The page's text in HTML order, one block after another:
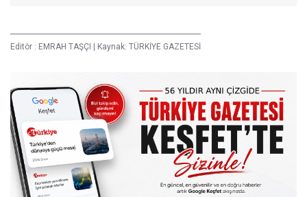
Editör : EMRAH TAŞÇI | Kaynak: TÜRKİYE GAZETESİ